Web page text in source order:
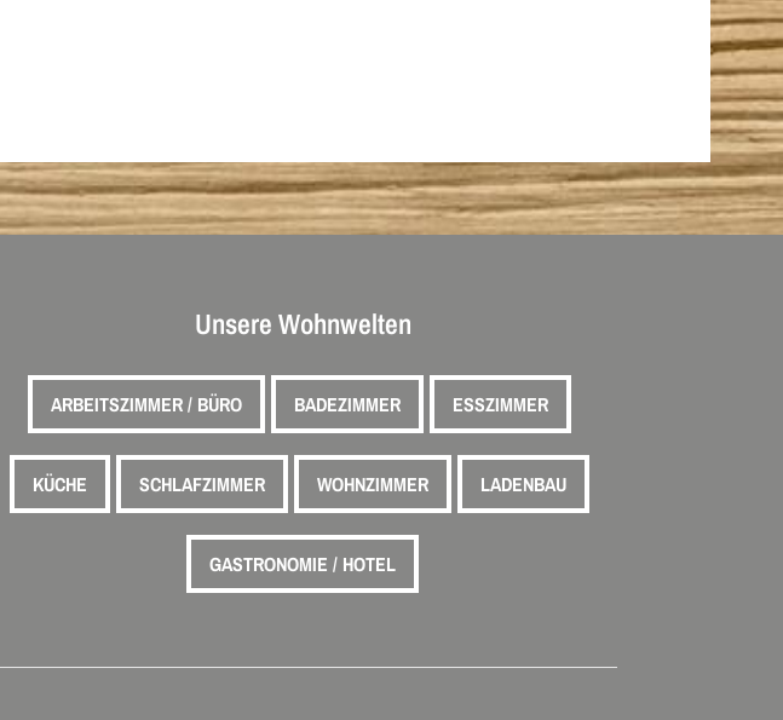
Unsere Wohnwelten
ARBEITSZIMMER / BÜRO BADEZIMMER ESSZIMMER
KÜCHE SCHLAFZIMMER WOHNZIMMER LADENBAU
GASTRONOMIE / HOTEL